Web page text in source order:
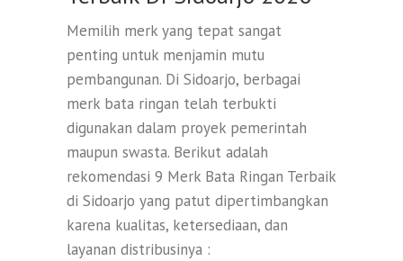
Memilih merk yang tepat sangat
penting untuk menjamin mutu
pembangunan. Di Sidoarjo, berbagai
merk bata ringan telah terbukti
digunakan dalam proyek pemerintah
maupun swasta. Berikut adalah
rekomendasi 9 Merk Bata Ringan Terbaik
di Sidoarjo yang patut dipertimbangkan
karena kualitas, ketersediaan, dan
layanan distribusinya :